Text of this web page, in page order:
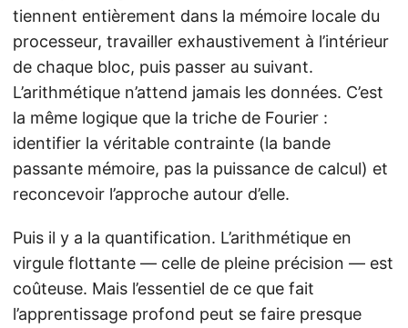
tiennent entièrement dans la mémoire locale du
processeur, travailler exhaustivement à l’intérieur
de chaque bloc, puis passer au suivant.
L’arithmétique n’attend jamais les données. C’est
la même logique que la triche de Fourier :
identifier la véritable contrainte (la bande
passante mémoire, pas la puissance de calcul) et
reconcevoir l’approche autour d’elle.
Puis il y a la quantification. L’arithmétique en
virgule flottante — celle de pleine précision — est
coûteuse. Mais l’essentiel de ce que fait
l’apprentissage profond peut se faire presque